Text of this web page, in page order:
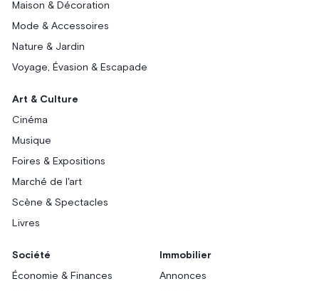
Maison & Décoration
Mode & Accessoires
Nature & Jardin
Voyage, Évasion & Escapade
Art & Culture
Cinéma
Musique
Foires & Expositions
Marché de l'art
Scène & Spectacles
Livres
Société
Économie & Finances
Immobilier
Annonces